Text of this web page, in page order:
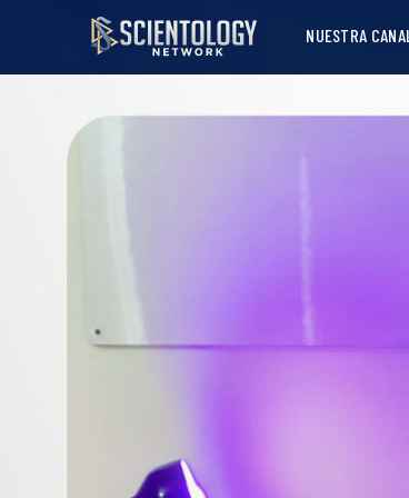
NUESTRA